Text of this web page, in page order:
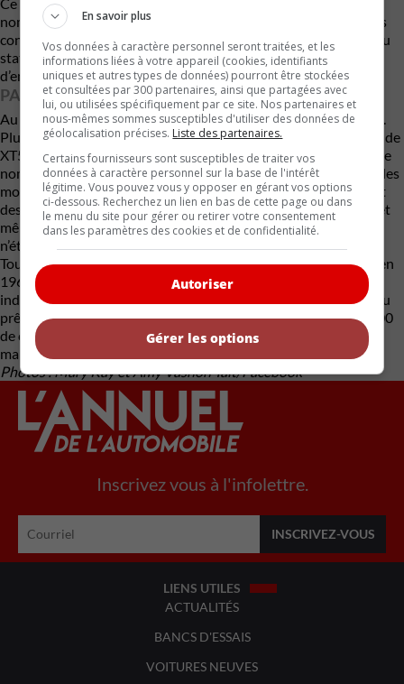
nombre de personnes. L’entreprise affirme qu’environ 1,5 % des
conseillères en beauté indépendantes de Mary Kay accèdent au
statut de directrice des ventes indépendante et environ 10 %
d’entre elles obtiennent l’emblématique Cadillac rose.
PAS SEULEMENT DES CADILLAC ROSES
Au fil des ans, Mary Kay a offert une grande variété de Cadillac.
Plus récemment, selon le niveau de réussite atteint, il s’agissait de
XT5, de CTS et d’Escalade. Mais ce programme qui est assorti de
nombreux niveaux de réussite a donné accès au prêt de véhicules
moins prestigieux comme, par exemple, des Chevrolet Cruze et
des Equinox, des Ford Focus et des Escape, des Toyota Camry et
même des BMW 320i et des Mini Cooper. Des véhicules qui
n’étaient pas nécessairement intégralement de couleur rose.
Toujours selon Mary Kay, depuis la création de ce programme en
1969, plus de 171 000 membres de la force de vente
indépendante se sont qualifiés ou requalifiés pour bénéficier du
prêt d’un véhicule. De plus, il y aurait actuellement plus de 3 600
de ces véhicules en circulation dans les différents pays où la
marque est présente, dont plus de 1 000 Cadillac roses.
Photos : Mary Kay et Amy Vashon Tait/Facebook
Inscrivez vous à l'infolettre.
LIENS UTILES
ACTUALITÉS
BANCS D'ESSAIS
VOITURES NEUVES
En savoir plus
Vos données à caractère personnel seront traitées, et les
informations liées à votre appareil (cookies, identifiants
uniques et autres types de données) pourront être stockées
et consultées par 300 partenaires, ainsi que partagées avec
lui, ou utilisées spécifiquement par ce site. Nos partenaires et
nous-mêmes sommes susceptibles d'utiliser des données de
géolocalisation précises. Liste des partenaires.
Certains fournisseurs sont susceptibles de traiter vos
données à caractère personnel sur la base de l'intérêt
légitime. Vous pouvez vous y opposer en gérant vos options
ci-dessous. Recherchez un lien en bas de cette page ou dans
le menu du site pour gérer ou retirer votre consentement
dans les paramètres des cookies et de confidentialité.
Autoriser
Gérer les options